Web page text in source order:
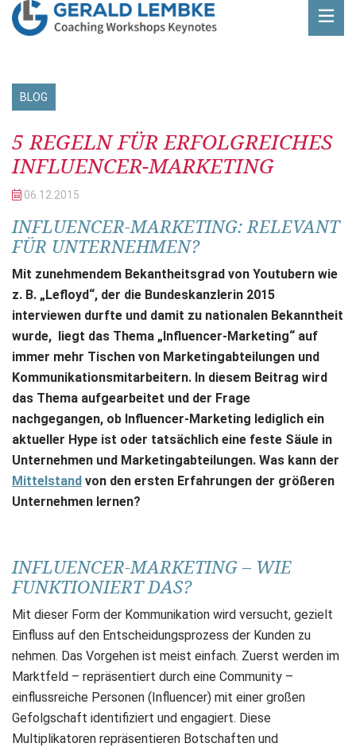
BLOG
5 REGELN FÜR ERFOLGREICHES
INFLUENCER-MARKETING
06.12. 2015
INFLUENCER-MARKETING: RELEVANT
FÜR UNTERNEHMEN?
Mit zunehmendem Bekantheitsgrad von Youtubern wie
z. B. „Lefloyd“, der die Bundeskanzlerin 2015
interviewen durfte und damit zu nationalen Bekanntheit
wurde, liegt das Thema „Influencer-Marketing“ auf
immer mehr Tischen von Marketingabteilungen und
Kommunikationsmitarbeitern. In diesem Beitrag wird
das Thema aufgearbeitet und der Frage
nachgegangen, ob Influencer-Marketing lediglich ein
aktueller Hype ist oder tatsächlich eine feste Säule in
Unternehmen und Marketingabteilungen. Was kann der
Mittelstand von den ersten Erfahrungen der größeren
Unternehmen lernen?
INFLUENCER-MARKETING – WIE
FUNKTIONIERT DAS?
Mit dieser Form der Kommunikation wird versucht, gezielt
Einfluss auf den Entscheidungsprozess der Kunden zu
nehmen. Das Vorgehen ist meist einfach. Zuerst werden im
Marktfeld – repräsentiert durch eine Community –
einflussreiche Personen (Influencer) mit einer großen
Gefolgschaft identifiziert und engagiert. Diese
Multiplikatoren repräsentieren Botschaften und